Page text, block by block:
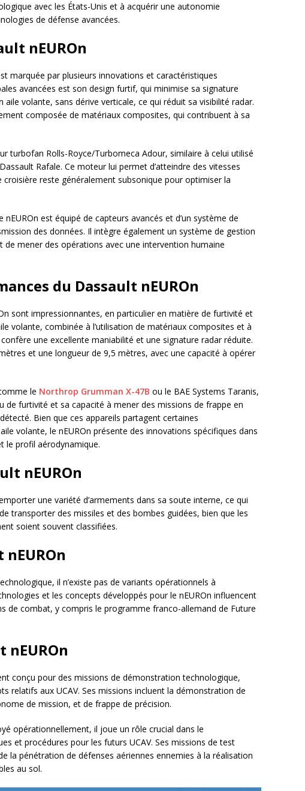
avec les États-Unis et à acquérir une autonomie
de défense avancées.
nEUROn
marquée par plusieurs innovations et caractéristiques
avancées est son design furtif, qui minimise sa signature
aile volante, sans dérive verticale, ce qui réduit sa visibilité radar.
composée de matériaux composites, qui contribuent à sa
turbofan Rolls-Royce/Turbomeca Adour, similaire à celui utilisé
Rafale. Ce moteur lui permet d’atteindre des vitesses
croisière reste généralement subsonique pour optimiser la
est équipé de capteurs avancés et d’un système de
des données. Il intègre également un système de gestion
mener des opérations avec une intervention humaine
du Dassault nEUROn
sont impressionnantes, en particulier en matière de furtivité et
volante, combinée à l’utilisation de matériaux composites et à
une excellente maniabilité et une signature radar réduite.
et une longueur de 9,5 mètres, avec une capacité à opérer
le Northrop Grumman X-47B ou le BAE Systems Taranis,
de furtivité et sa capacité à mener des missions de frappe en
Bien que ces appareils partagent certaines
volante, le nEUROn présente des innovations spécifiques dans
le profil aérodynamique.
nEUROn
une variété d’armements dans sa soute interne, ce qui
transporter des missiles et des bombes guidées, bien que les
soient souvent classifiées.
il n’existe pas de variants opérationnels à
et les concepts développés pour le nEUROn influencent
de combat, y compris le programme franco-allemand de Future
nEUROn
conçu pour des missions de démonstration technologique,
relatifs aux UCAV. Ses missions incluent la démonstration de
de mission, et de frappe de précision.
opérationnellement, il joue un rôle crucial dans le
et procédures pour les futurs UCAV. Ses missions de test
la pénétration de défenses aériennes ennemies à la réalisation
au sol.